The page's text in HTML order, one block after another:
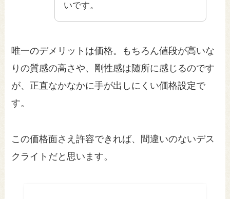
いです。
唯一のデメリットは価格。もちろん値段が高いな
りの質感の高さや、剛性感は随所に感じるのです
が、正直なかなかに手が出しにくい価格設定で
す。
この価格面さえ許容できれば、間違いのないデス
クライトだと思います。